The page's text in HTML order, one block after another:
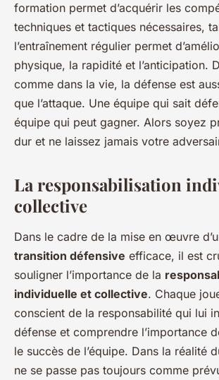
formation permet d’acquérir les
techniques et tactiques nécessaires,
l’entraînement régulier permet
physique, la rapidité et l’anticipation.
comme dans la vie, la défense est
que l’attaque. Une équipe qui sait
équipe qui peut gagner. Alors soyez
dur et ne laissez jamais votre
La responsabilisation
collective
Dans le cadre de la mise en œuvre
transition défensive efficace, il est
souligner l’importance de la
individuelle et collective. Chaque
conscient de la responsabilité qui lui
défense et comprendre l’importance
le succès de l’équipe. Dans la réalité
ne se passe pas toujours comme